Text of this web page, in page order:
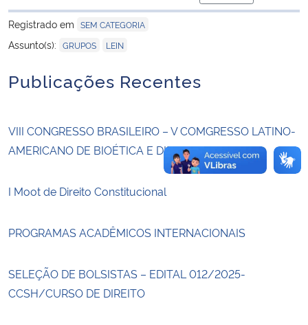
Advocacia-Geral da União
Banco Central do Brasil
Planalto
para área de
Registrado em SEM CATEGORIA
Assunto(s): GRUPOS LEIN
Publicações Recentes
VIII CONGRESSO BRASILEIRO – V COMGRESSO LATINO-
AMERICANO DE BIOÉTICA E DIREITO ANIMAL
I Moot de Direito Constitucional
PROGRAMAS ACADÊMICOS INTERNACIONAIS
SELEÇÃO DE BOLSISTAS – EDITAL 012/2025-
CCSH/CURSO DE DIREITO